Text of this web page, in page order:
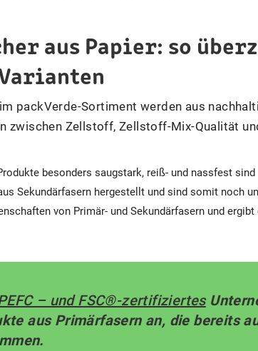
aus Papier: so
packVerde-Sortiment werden aus
zwischen Zellstoff, Zellstoff-Mix-Qualität
besonders saugstark, reiß- und nassfest sind
Sekundärfasern hergestellt und sind somit noch
von Primär- und Sekundärfasern und ergibt
– und FSC®-zertifiziertes
aus Primärfasern an, die bereits